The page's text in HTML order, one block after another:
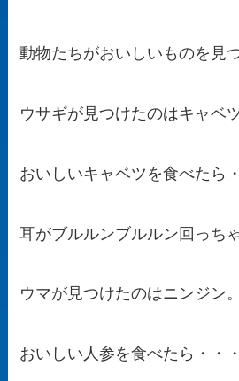
動物たちがおいしいものを見
ウサギが見つけたのはキャベツ
おいしいキャベツを食べたら
耳がブルルンブルルン回っち
ウマが見つけたのはニンジン。
おいしい人参を食べたら・・・